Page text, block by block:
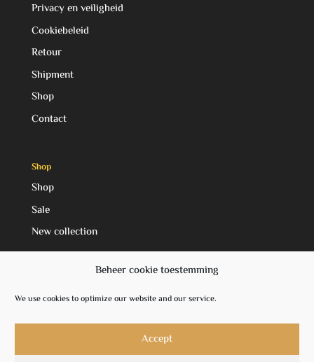
Beheer cookie toestemming
We use cookies to optimize our website and our service.
Accept
Privacy en veiligheid
Cookiebeleid
Retour
Shipment
Shop
Contact
Shop
Shop
Sale
New collection
Facebook
Instagram